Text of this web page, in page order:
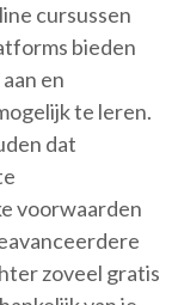
cursussen
bieden
en
te leren.
dat
voorwaarden
zoveel gratis